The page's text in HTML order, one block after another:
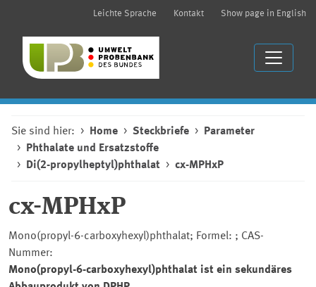
Leichte Sprache Kontakt Show page in English
Sie sind hier: Home Steckbriefe
Parameter
Phthalate und Ersatzstoffe
Di(2-propylheptyl)phthalat
cx-MPHxP
cx-MPHxP
Mono(propyl-6-carboxyhexyl)phthalat; Formel: ; CAS-
Nummer:
Mono(propyl-6-carboxyhexyl)phthalat ist ein sekundäres